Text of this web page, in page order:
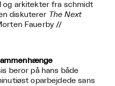
og arkitekter fra schmidt
diskuterer The Next
Fauerby //
beror på hans både
oparbejdede sans